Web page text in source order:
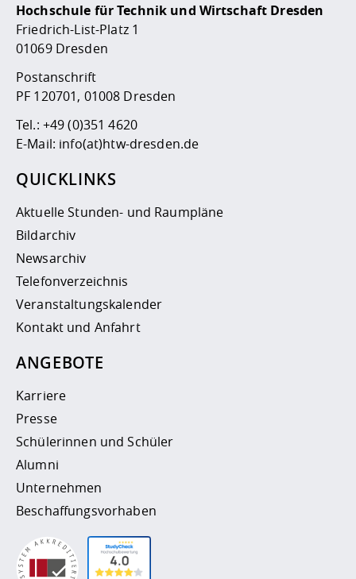
Hochschule für Technik und Wirtschaft Dresden
Friedrich-List-Platz 1
01069 Dresden
Postanschrift
PF 120701, 01008 Dresden
Tel.: +49 (0)351 4620
E-Mail: info(at)htw-dresden.de
QUICKLINKS
Aktuelle Stunden- und Raumpläne
Bildarchiv
Newsarchiv
Telefonverzeichnis
Veranstaltungskalender
Kontakt und Anfahrt
ANGEBOTE
Karriere
Presse
Schülerinnen und Schüler
Alumni
Unternehmen
Beschaffungsvorhaben